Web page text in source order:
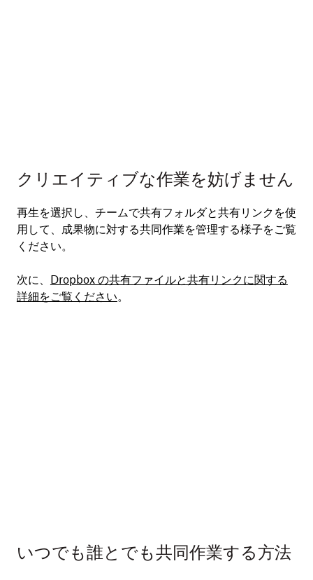
クリエイティブな作業を妨げません
再生を選択し、チームで共有フォルダと共有リンクを使
用して、成果物に対する共同作業を管理する様子をご覧
ください。
次に、 Dropbox の共有ファイルと共有リンクに関する
詳細をご覧ください。
いつでも誰とでも共同作業する方法